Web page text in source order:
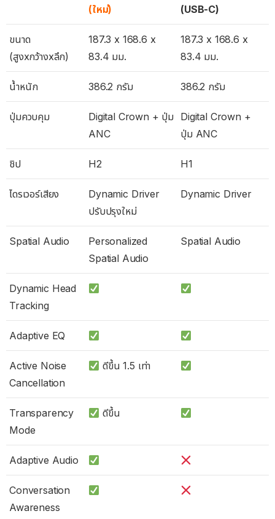
(ใหม่)
(USB-C)
ขนาด
(สูงxกว้างxลึก)
187.3 x 168.6 x
83.4 มม.
187.3 x 168.6 x
83.4 มม.
น้ำหนัก 386.2 กรัม 386.2 กรัม
ปุ่มควบคุม
Digital Crown + ปุ่ม
ANC
Digital Crown +
ปุ่ม ANC
ชิป H2 H1
ไดรเวอร์เสียง
Dynamic Driver
ปรับปรุงใหม่
Dynamic Driver
Spatial Audio
Personalized
Spatial Audio
Spatial Audio
Dynamic Head
Tracking
Adaptive EQ
Active Noise
Cancellation
ดีขึ้น 1.5 เท่า
Transparency
Mode
ดีขึ้น
Adaptive Audio
Conversation
Awareness